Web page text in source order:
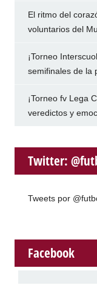
El ritmo del
voluntarios del
¡Torneo
semifinales de la
¡Torneo fv Lega
veredictos y
Twitter:
Tweets por
Facebook